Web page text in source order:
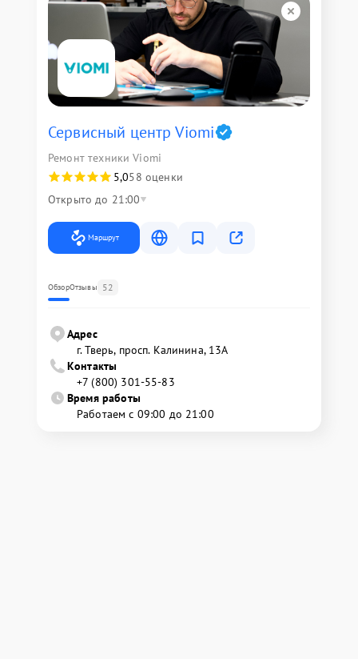
Сервисный центр Viomi
Ремонт техники Viomi
5,058 оценки
Открыто до 21:00
Маршрут
ОбзорОтзывы 52
Адрес
г. Тверь, просп. Калинина, 13А
Контакты
+7 (800) 301-55-83
Время работы
Работаем с 09:00 до 21:00